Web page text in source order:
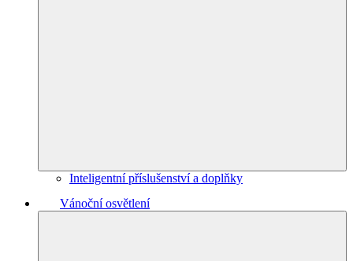
Inteligentní příslušenství a doplňky
Vánoční osvětlení